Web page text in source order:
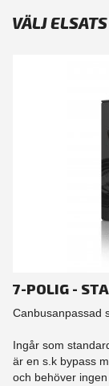
VÄLJ
7-POLIG -
Canbusanpassad
Ingår som
är en s.k bypass
och behöver